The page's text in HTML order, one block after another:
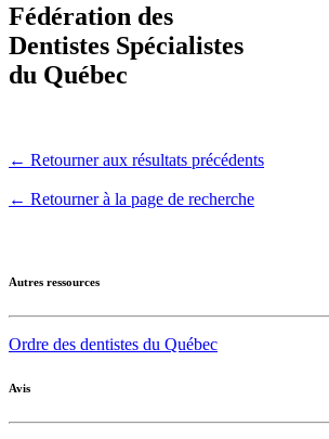
Fédération des
Dentistes Spécialistes
du Québec
← Retourner aux résultats précédents
← Retourner à la page de recherche
Autres ressources
Ordre des dentistes du Québec
Avis